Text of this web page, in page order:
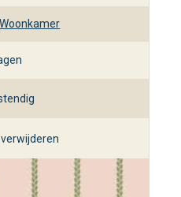
Woonkamer